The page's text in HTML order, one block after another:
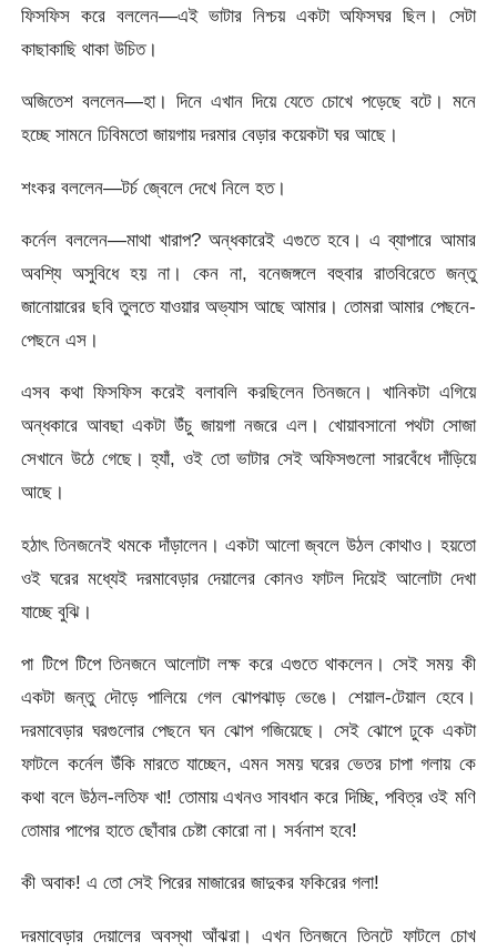
ফিসফিস করে বললেন—এই ভাটার নিশ্চয় একটা অফিসঘর ছিল। সেটা
কাছাকাছি থাকা উচিত।
অজিতেশ বললেন—হা। দিনে এখান দিয়ে যেতে চোখে পড়েছে বটে। মনে
হচ্ছে সামনে ঢিবিমতো জায়গায় দরমার বেড়ার কয়েকটা ঘর আছে।
শংকর বললেন—টর্চ জ্বেলে দেখে নিলে হত।
কর্নেল বললেন—মাথা খারাপ? অন্ধকারেই এগুতে হবে। এ ব্যাপারে আমার
অবশ্যি অসুবিধে হয় না। কেন না, বনেজঙ্গলে বহুবার রাতবিরেতে জন্তু
জানোয়ারের ছবি তুলতে যাওয়ার অভ্যাস আছে আমার। তোমরা আমার পেছনে-
পেছনে এস।
এসব কথা ফিসফিস করেই বলাবলি করছিলেন তিনজনে। খানিকটা এগিয়ে
অন্ধকারে আবছা একটা উঁচু জায়গা নজরে এল। খোয়াবসানো পথটা সোজা
সেখানে উঠে গেছে। হ্যাঁ, ওই তো ভাটার সেই অফিসগুলো সারবেঁধে দাঁড়িয়ে
আছে।
হঠাৎ তিনজনেই থমকে দাঁড়ালেন। একটা আলো জ্বলে উঠল কোথাও। হয়তো
ওই ঘরের মধ্যেই দরমাবেড়ার দেয়ালের কোনও ফাটল দিয়েই আলোটা দেখা
যাচ্ছে বুঝি।
পা টিপে টিপে তিনজনে আলোটা লক্ষ করে এগুতে থাকলেন। সেই সময় কী
একটা জন্তু দৌড়ে পালিয়ে গেল ঝোপঝাড় ভেঙে। শেয়াল-টেয়াল হেবে।
দরমাবেড়ার ঘরগুলোর পেছনে ঘন ঝোপ গজিয়েছে। সেই ঝোপে ঢুকে একটা
ফাটলে কর্নেল উঁকি মারতে যাচ্ছেন, এমন সময় ঘরের ভেতর চাপা গলায় কে
কথা বলে উঠল-লতিফ খা! তোমায় এখনও সাবধান করে দিচ্ছি, পবিত্র ওই মণি
তোমার পাপের হাতে ছোঁবার চেষ্টা কোরো না। সর্বনাশ হবে!
কী অবাক! এ তো সেই পিরের মাজারের জাদুকর ফকিরের গলা!
দরমাবেড়ার দেয়ালের অবস্থা আঁঝরা। এখন তিনজনে তিনটে ফাটলে চোখ